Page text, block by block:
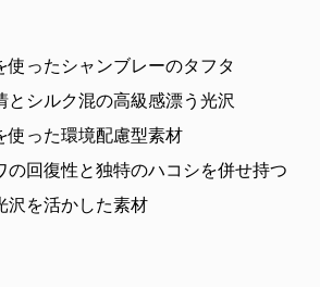
使ったシャンブレーのタフタ
とシルク混の高級感漂う光沢
使った環境配慮型素材
の回復性と独特のハコシを併せ持つ
沢を活かした素材